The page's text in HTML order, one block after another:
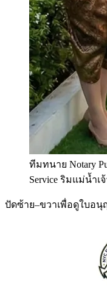
ทีมทนาย Notary
Service ริมแม่น้ำ
ปัดซ้าย–ขวาเพื่อดูใบอนุ